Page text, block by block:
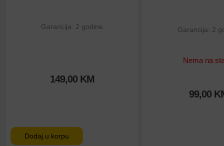
Garancija: 2 godine
149,00 KM
Dodaj u korpu
Garancija: 2
Nema na
99,00